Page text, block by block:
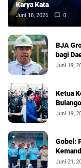
Karya Kata
Juni 18, 2026 0
BJA
bagi
Juni 19,
Ketua
Juni 19,
Gobel:
Juni 21,